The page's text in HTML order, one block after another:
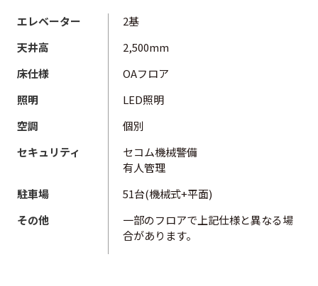
エレベーター
2基
天井高
2,500mm
床仕様
OAフロア
照明
LED照明
空調
個別
セキュリティ
セコム機械警備
有人管理
駐車場
51台(機械式+平面)
その他
一部のフロアで上記仕様と異なる場
合があります。